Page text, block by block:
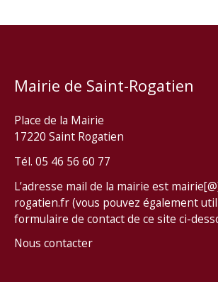
Mairie de Saint-Rogatien
Place de la Mairie
17220 Saint Rogatien
Tél. 05 46 56 60 77
L’adresse mail de la mairie est
rogatien.fr (vous pouvez également
formulaire de contact de ce site ci-
Nous contacter